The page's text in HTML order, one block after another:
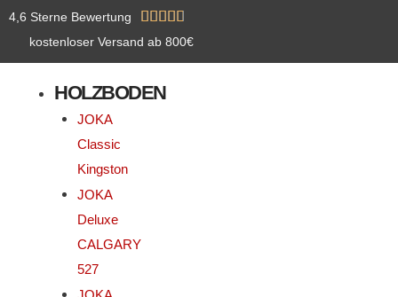
Zum
Inhalt
springen
4,6 Sterne Bewertung 
mit
4.8
kostenloser Versand ab 800€
HOLZBODEN
JOKA
Classic
Kingston
JOKA
Deluxe
CALGARY
527